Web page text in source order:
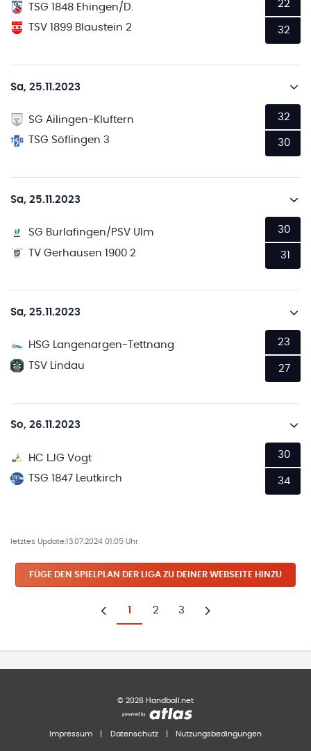
TSG 1848 Ehingen/D.
TSV 1899 Blaustein 2
22
32
Sa, 25.11.2023
SG Ailingen-Kluftern
TSG Söflingen 3
32
30
Sa, 25.11.2023
SG Burlafingen/PSV Ulm
TV Gerhausen 1900 2
30
31
Sa, 25.11.2023
HSG Langenargen-Tettnang
TSV Lindau
23
27
So, 26.11.2023
HC LJG Vogt
TSG 1847 Leutkirch
30
34
letztes Update:13.07.2024 01:05 Uhr
FÜGE DEN SPIELPLAN DER LIGA ZU DEINER WEBSEITE HINZU
Zurück
1 2 3
Weiter
© 2026 Handball.net
Impressum Datenschutz Nutzungsbedingungen